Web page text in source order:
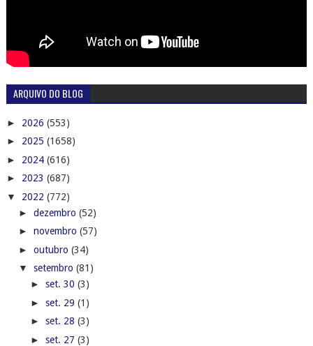
ARQUIVO DO BLOG
► 2026 (553)
► 2025 (1658)
► 2024 (616)
► 2023 (687)
▼ 2022 (772)
► dezembro (52)
► novembro (57)
► outubro (34)
▼ setembro (81)
► set. 30 (3)
► set. 29 (1)
► set. 28 (3)
► set. 27 (3)